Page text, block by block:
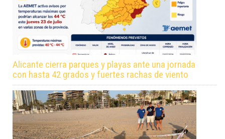
Alicante cierra parques y playas ante una jornada
con hasta 42 grados y fuertes rachas de viento